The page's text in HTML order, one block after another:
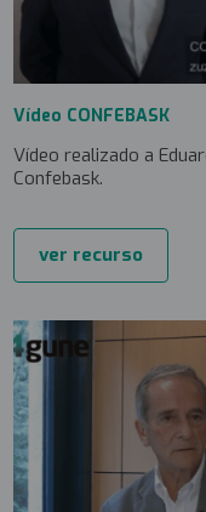
Vídeo CONFEBASK
Vídeo realizado a
Confebask.
ver recurso